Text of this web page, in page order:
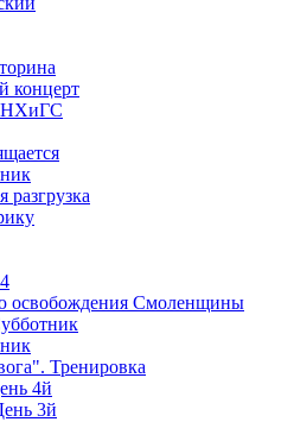
концерт
разгрузка
освобождения Смоленщины
Тренировка
4й
3й